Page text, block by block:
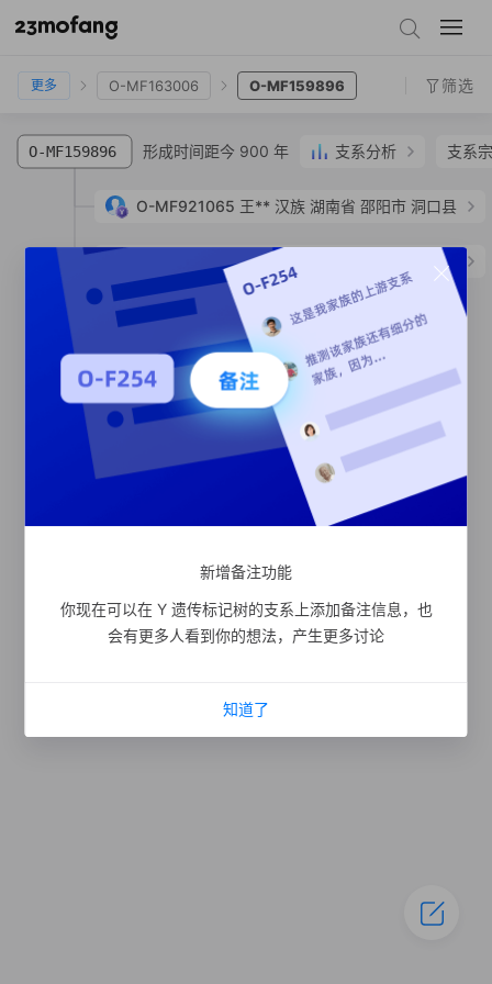
O-MF638148
更多 O-MF163006 O-MF159896 筛选
O-MF159896 形成时间距今 900 年 支系分析 支系
O-MF921065 王** 汉族 湖南省 邵阳市 洞口县
O-MF160354王** 四川省 成都市 青羊区
新增备注功能
你现在可以在 Y 遗传标记树的支系上添加备注信息，也
会有更多人看到你的想法，产生更多讨论
知道了